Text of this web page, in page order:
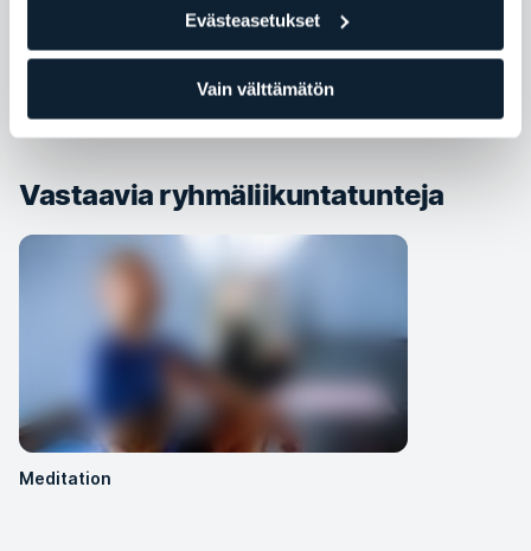
Evästeasetukset
Vain välttämätön
Vastaavia ryhmäliikuntatunteja
Meditation